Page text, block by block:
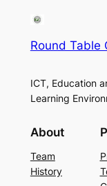
Round Table
ICT, Education
Learning
About
Team
History